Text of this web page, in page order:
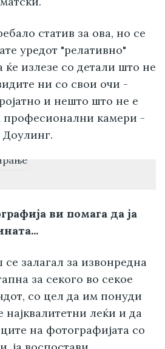
статив за ова, но се
уредот "релативно"
ќе излезе со детали што не
ни со свои очи -
и нешто што не е
професионални камери -
Доулинг.
ви помага да ја
залагал за извонредна
за секого во секое
со цел да им понуди
леќи и да
на фотографијата со